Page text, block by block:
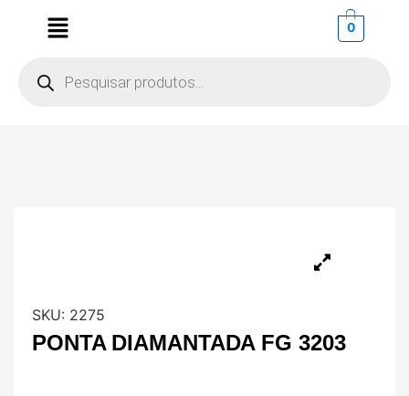
0
SKU: 2275
PONTA DIAMANTADA FG 3203